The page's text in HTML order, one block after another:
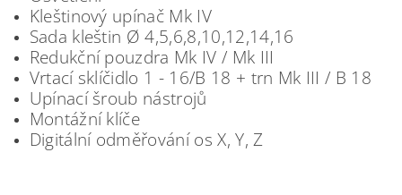
Kleštinový upínač Mk IV
Sada kleštin Ø 4,5,6,8,10,12,14,16
Redukční pouzdra Mk IV / Mk III
Vrtací sklíčidlo 1 - 16/B 18 + trn Mk III / B 18
Upínací šroub nástrojů
Montážní klíče
Digitální odměřování os X, Y, Z